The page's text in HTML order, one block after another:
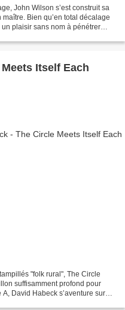
John Wilson s’est construit sa
Bien qu’en total décalage
plaisir sans nom à pénétrer
Itself Each
"folk rural", The Circle
suffisamment profond pour
David Habeck s’aventure sur